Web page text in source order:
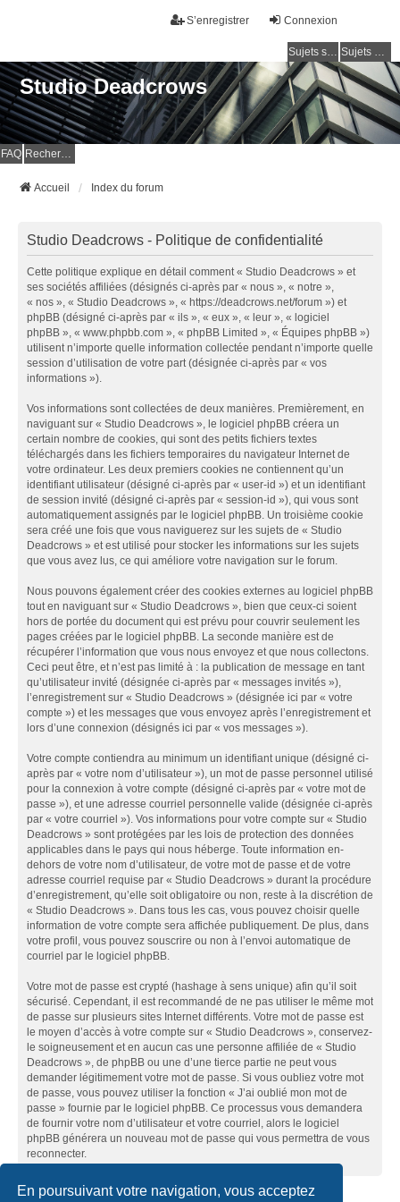
En poursuivant votre navigation, vous acceptez
Connexion
S’enregistrer
Sujets sans réponse Sujets actifs
Studio Deadcrows
FAQ Rechercher
Accueil Index du forum
Studio Deadcrows - Politique de confidentialité
Cette politique explique en détail comment « Studio Deadcrows » et
ses sociétés affiliées (désignés ci-après par « nous », « notre »,
« nos », « Studio Deadcrows », « https://deadcrows.net/forum ») et
phpBB (désigné ci-après par « ils », « eux », « leur », « logiciel
phpBB », « www.phpbb.com », « phpBB Limited », « Équipes phpBB »)
utilisent n’importe quelle information collectée pendant n’importe quelle
session d’utilisation de votre part (désignée ci-après par « vos
informations »).
Vos informations sont collectées de deux manières. Premièrement, en
naviguant sur « Studio Deadcrows », le logiciel phpBB créera un
certain nombre de cookies, qui sont des petits fichiers textes
téléchargés dans les fichiers temporaires du navigateur Internet de
votre ordinateur. Les deux premiers cookies ne contiennent qu’un
identifiant utilisateur (désigné ci-après par « user-id ») et un identifiant
de session invité (désigné ci-après par « session-id »), qui vous sont
automatiquement assignés par le logiciel phpBB. Un troisième cookie
sera créé une fois que vous naviguerez sur les sujets de « Studio
Deadcrows » et est utilisé pour stocker les informations sur les sujets
que vous avez lus, ce qui améliore votre navigation sur le forum.
Nous pouvons également créer des cookies externes au logiciel phpBB
tout en naviguant sur « Studio Deadcrows », bien que ceux-ci soient
hors de portée du document qui est prévu pour couvrir seulement les
pages créées par le logiciel phpBB. La seconde manière est de
récupérer l’information que vous nous envoyez et que nous collectons.
Ceci peut être, et n’est pas limité à : la publication de message en tant
qu’utilisateur invité (désignée ci-après par « messages invités »),
l’enregistrement sur « Studio Deadcrows » (désignée ici par « votre
compte ») et les messages que vous envoyez après l’enregistrement et
lors d’une connexion (désignés ici par « vos messages »).
Votre compte contiendra au minimum un identifiant unique (désigné ci-
après par « votre nom d’utilisateur »), un mot de passe personnel utilisé
pour la connexion à votre compte (désigné ci-après par « votre mot de
passe »), et une adresse courriel personnelle valide (désignée ci-après
par « votre courriel »). Vos informations pour votre compte sur « Studio
Deadcrows » sont protégées par les lois de protection des données
applicables dans le pays qui nous héberge. Toute information en-
dehors de votre nom d’utilisateur, de votre mot de passe et de votre
adresse courriel requise par « Studio Deadcrows » durant la procédure
d’enregistrement, qu’elle soit obligatoire ou non, reste à la discrétion de
« Studio Deadcrows ». Dans tous les cas, vous pouvez choisir quelle
information de votre compte sera affichée publiquement. De plus, dans
votre profil, vous pouvez souscrire ou non à l’envoi automatique de
courriel par le logiciel phpBB.
Votre mot de passe est crypté (hashage à sens unique) afin qu’il soit
sécurisé. Cependant, il est recommandé de ne pas utiliser le même mot
de passe sur plusieurs sites Internet différents. Votre mot de passe est
le moyen d’accès à votre compte sur « Studio Deadcrows », conservez-
le soigneusement et en aucun cas une personne affiliée de « Studio
Deadcrows », de phpBB ou une d’une tierce partie ne peut vous
demander légitimement votre mot de passe. Si vous oubliez votre mot
de passe, vous pouvez utiliser la fonction « J’ai oublié mon mot de
passe » fournie par le logiciel phpBB. Ce processus vous demandera
de fournir votre nom d’utilisateur et votre courriel, alors le logiciel
phpBB générera un nouveau mot de passe qui vous permettra de vous
reconnecter.